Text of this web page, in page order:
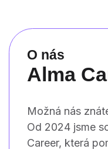
O nás
Alma
Možná nás
Od 2024 jsme
Career, která